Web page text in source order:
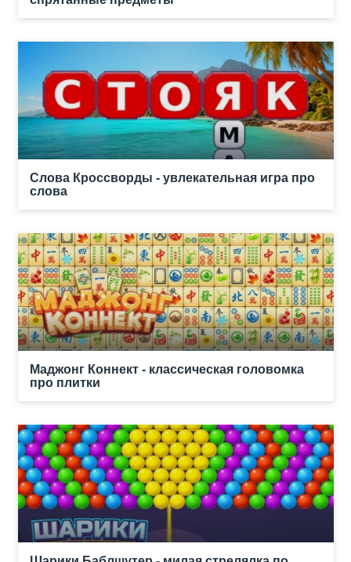
Слова Кроссворды - увлекательная игра про
слова
Маджонг Коннект - классическая головомка
про плитки